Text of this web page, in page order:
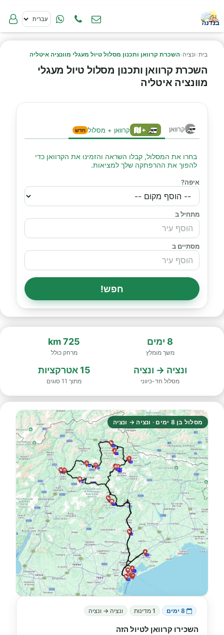
בית› ונציה ›השכרת קרוואן ותכנון מסלול טיול מעגלי מוונציה איטליה
השכרת קרוואן ותכנון מסלול טיול מעגלי
מוונציה איטליה
קרוואן + קרוואן + מסלול חדש
בחרו את המסלול, קבלו השראה והזמינו את הקרוואן כדי
להפוך את ההרפתקה שלך למציאות.
איפה?
מתחיל ב
מסתיים ב
חפש!
8 ימים
משך מומלץ
725 km
מרחק כולל
ונציה → ונציה
מסלול חד-כיווני
15 אטרקציות
מתוך 11 סוגים
מסלול בן 8 ימים · ונציה → ונציה
1 מדינות ונציה → ונציה
השכירו קרוואן לטיול הזה